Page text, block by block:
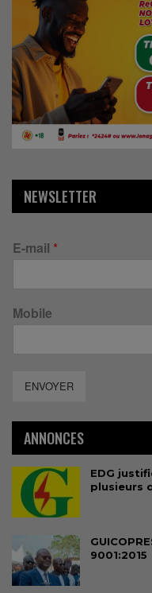
NEWSLETTER
E-mail *
Mobile
ENVOYER
ANNONCES
EDG
plusieurs
9001:2015